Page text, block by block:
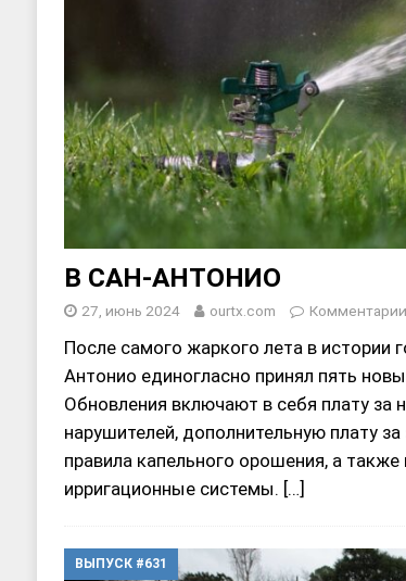
В САН-АНТОНИО
27, июнь 2024 ourtx.com Комментарии
После самого жаркого лета в истории
Антонио единогласно принял пять
Обновления включают в себя плату за
нарушителей, дополнительную плату
правила капельного орошения, а
ирригационные системы. […]
ВЫПУСК #631